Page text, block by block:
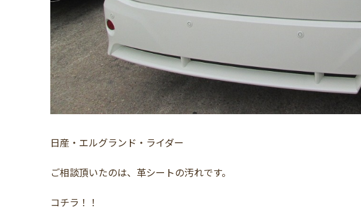
日産・エルグランド・ライダー
ご相談頂いたのは、革シートの汚れです。
コチラ！！